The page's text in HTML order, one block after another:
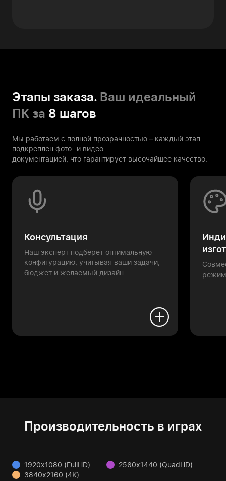
Этапы заказа. Ваш идеальный
ПК за 8 шагов
Мы работаем с полной прозрачностью – каждый этап
подкреплен фото- и видео
документацией, что гарантирует высочайшее качество.
Консультация
Наш эксперт подберет оптимальную
конфигурацию, учитывая ваши задачи,
бюджет и желаемый дизайн.
Производительность в играх
1920x1080 (FullHD)
2560x1440 (QuadHD)
3840x2160 (4K)